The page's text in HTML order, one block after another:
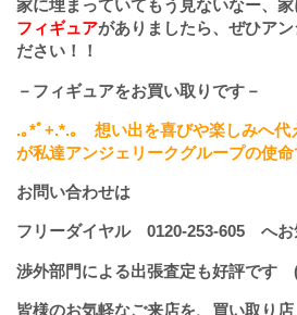
家に埋まっていてもう見ないなー、
フィギュアがありましたら、ぜひア
ださい！！
－フィギュアをお買い取りです－
.｡*ﾟ+.*.｡ 想い出を喜びや楽しみへ代
が私達アンジェリークグループの使命
お問い合わせは
フリーダイヤル 0120-253-605 へお
渉外部門による出張査定も好評です
皆様のお気軽なご来店を、買い取り